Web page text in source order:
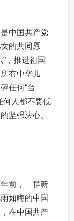
中国共产党
的共同愿
，推进祖国
有中华儿
任何“台
何人都不要低
坚强决心、
前，一群新
如晦的中国
在中国共产